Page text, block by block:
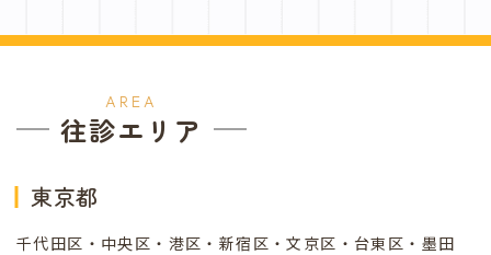
AREA
往診エリア
東京都
千代田区・中央区・港区・新宿区・文京区・台東区・墨田